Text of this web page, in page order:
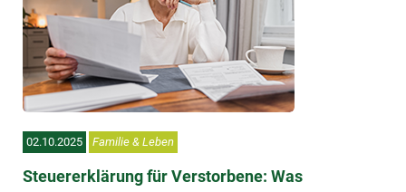
02.10.2025 Familie & Leben
Steuererklärung für Verstorbene: Was